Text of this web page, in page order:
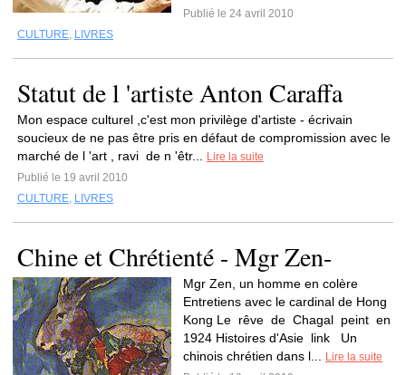
Publié le 24 avril 2010
CULTURE, LIVRES
Statut de l 'artiste Anton Caraffa
Mon espace culturel ,c'est mon privilège d'artiste - écrivain
soucieux de ne pas être pris en défaut de compromission avec le
marché de l 'art , ravi de n 'êtr...
Lire la suite
Publié le 19 avril 2010
CULTURE, LIVRES
Chine et Chrétienté - Mgr Zen-
Mgr Zen, un homme en colère
Entretiens avec le cardinal de Hong
Kong Le rêve de Chagal peint en
1924 Histoires d'Asie link Un
chinois chrétien dans l...
Lire la suite